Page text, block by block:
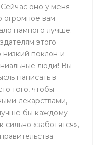
оно у меня
огромное вам
намного лучше.
этого
низкий поклон и
люди! Вы
написать в
того, чтобы
лекарствами,
бы каждому
сильно «заботятся»,